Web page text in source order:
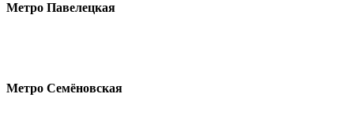
Метро Павелецкая
Метро Семёновская